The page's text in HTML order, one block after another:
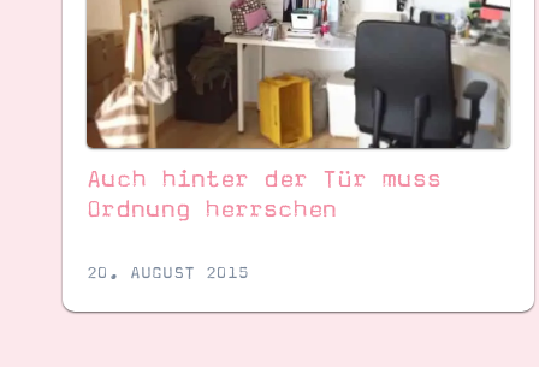
Auch hinter der Tür muss
Ordnung herrschen
20. AUGUST 2015